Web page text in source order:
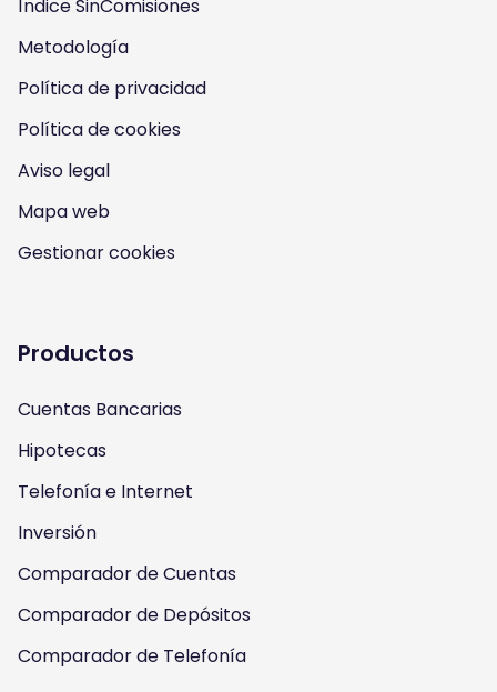
s
o
n
n
s
a
a
m
s
o
n
o
u
u
s
o
n
a
c
b
k
s
n
i
t
Índice SinComisiones
Metodología
Política de privacidad
Política de cookies
Aviso legal
Mapa web
Gestionar cookies
Productos
Cuentas Bancarias
Hipotecas
Telefonía e Internet
Inversión
Comparador de Cuentas
Comparador de Depósitos
Comparador de Telefonía